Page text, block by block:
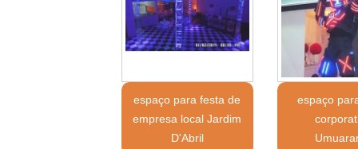
espaço para festa de
empresa local Jardim
D'Abril
espaço